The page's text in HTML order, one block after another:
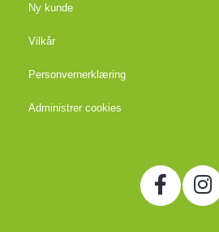
Ny kunde
Vilkår
Personvernerklæring
Administrer cookies